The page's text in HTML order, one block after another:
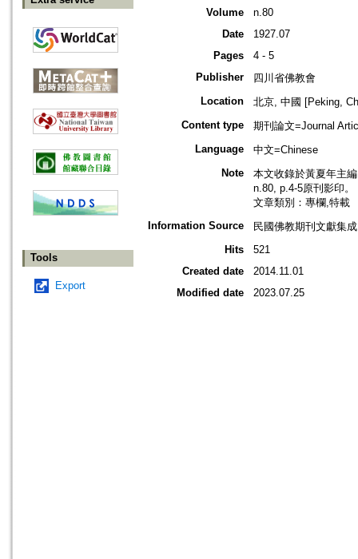
Tools
Export
Volume
n.80
Date
1927.07
Pages
4 - 5
Publisher
四川省佛教會
Location
北京, 中國 [Peking,
Content type
期刊論文=Journal
Language
中文=Chinese
Note
本文收錄於黃夏年主
n.80, p.4-5原刊影印。
文章類別：專欄,特載
Information Source
民國佛教期刊文獻集
Hits
521
Created date
2014.11.01
Modified date
2023.07.25